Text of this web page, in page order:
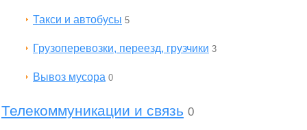
Такси и автобусы 5
Грузоперевозки, переезд, грузчики 3
Вывоз мусора 0
Телекоммуникации и связь 0